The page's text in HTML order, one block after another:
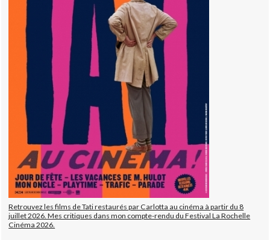
Retrouvez les films de Tati restaurés par Carlotta au cinéma à partir du 8
juillet 2026. Mes critiques dans mon compte-rendu du Festival La Rochelle
Cinéma 2026.